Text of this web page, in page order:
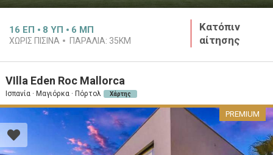
16 ΕΠ 8 ΥΠ 6 ΜΠ
ΧΩΡΊΣ ΠΙΣΊΝΑ ΠΑΡΑΛΊΑ: 35KM
Κατόπιν
αίτησης
VIlla Eden Roc Mallorca
Ισπανία · Μαγιόρκα · Πόρτολ Χάρτης
PREMIUM